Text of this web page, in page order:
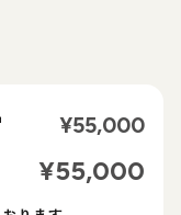
¥55,000
¥55,000